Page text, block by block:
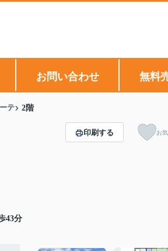
お問い合わせ 無料
テ 2階
43分
印刷する お